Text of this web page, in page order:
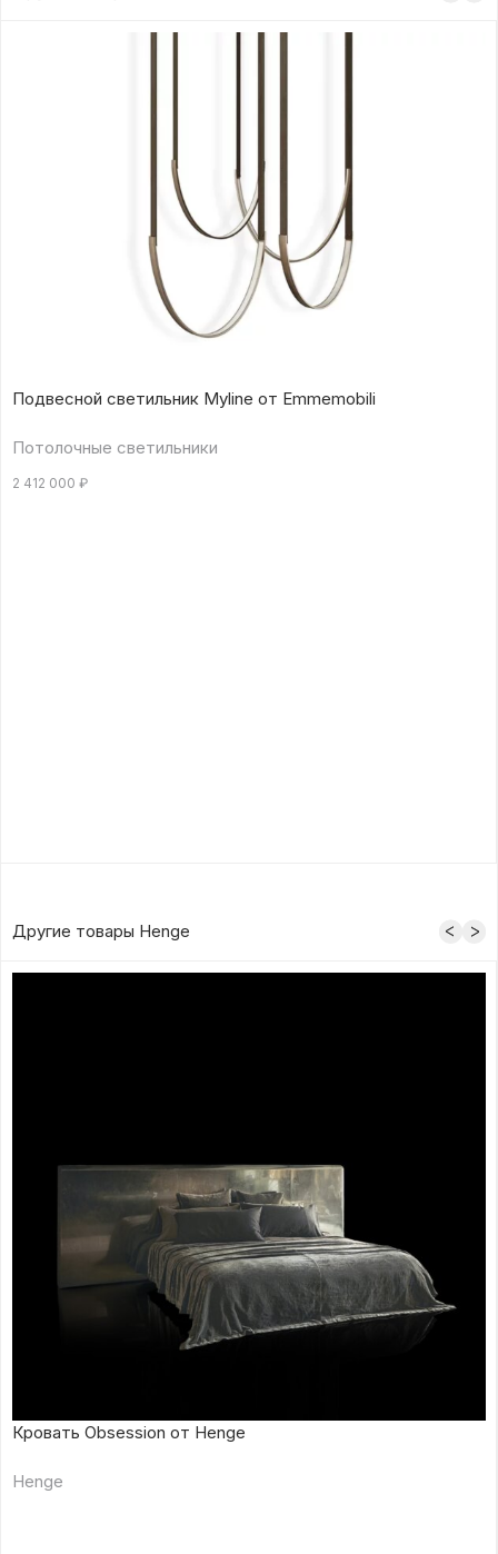
Подвесной светильник Myline от Emmemobili
Потолочные светильники
2 412 000 ₽
Другие товары Henge
Кровать Obsession от Henge
Henge